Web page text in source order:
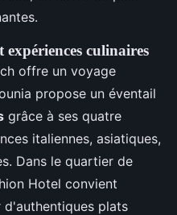
culinaires
offre un voyage
propose un éventail
grâce à ses quatre
italiennes, asiatiques,
Dans le quartier de
Hotel convient
plats